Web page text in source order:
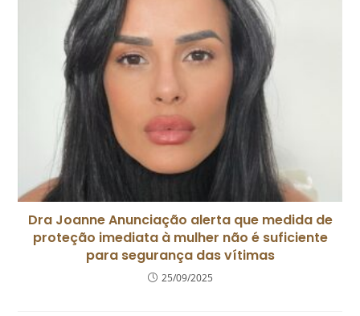
Dra Joanne Anunciação alerta que medida de
proteção imediata à mulher não é suficiente
para segurança das vítimas
25/09/2025